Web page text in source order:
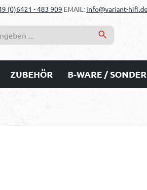
(0)6421 - 483 909 EMAIL: info@variant-hifi.de
ZUBEHÖR B-WARE /